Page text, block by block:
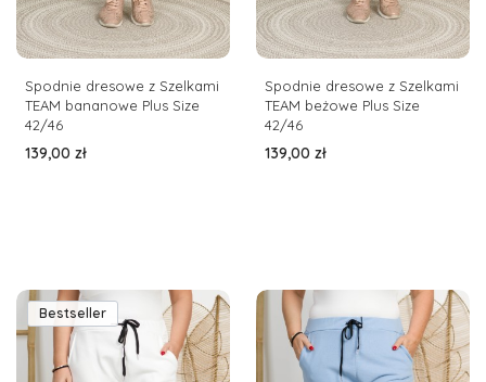
Spodnie dresowe z Szelkami
TEAM bananowe Plus Size
42/46
Cena
139,00 zł
Spodnie dresowe z Szelkami
TEAM beżowe Plus Size
42/46
Cena
139,00 zł
Bestseller